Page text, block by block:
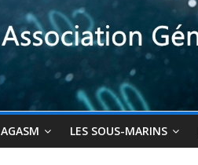
AGASM LES SOUS-MARINS